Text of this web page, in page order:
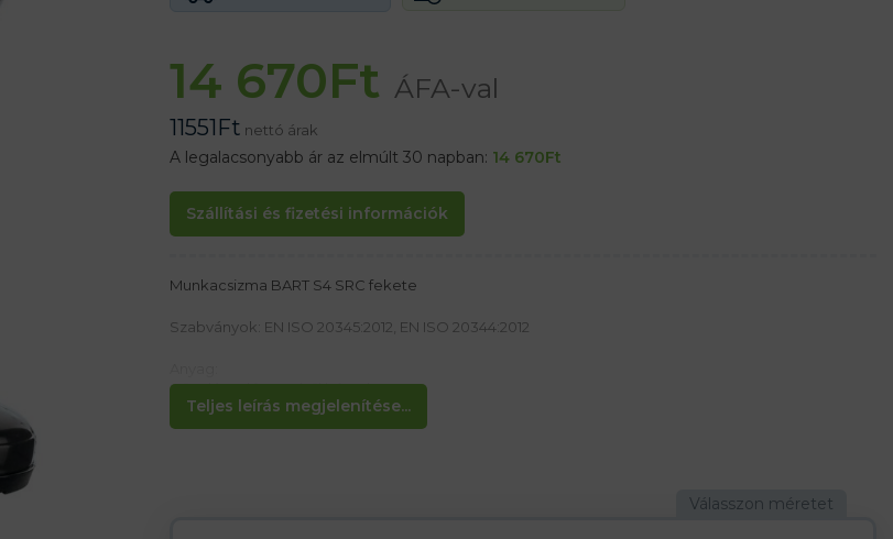
14 670Ft ÁFA-val
11551Ft nettó árak
A legalacsonyabb ár az elmúlt 30 napban: 14 670Ft
Szállítási és fizetési információk
Teljes leírás megjelenítése...
Munkacsizma BART S4 SRC fekete
Szabványok: EN ISO 20345:2012, EN ISO 20344:2012
Hőre lágyuló PVC-ből készült
Jellemzők: